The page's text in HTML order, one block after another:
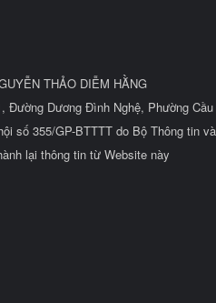
THẢO DIỄM HẰNG
Đường Dương Đình Nghệ, Phường
số 355/GP-BTTTT do Bộ Thông tin
lại thông tin từ Website này